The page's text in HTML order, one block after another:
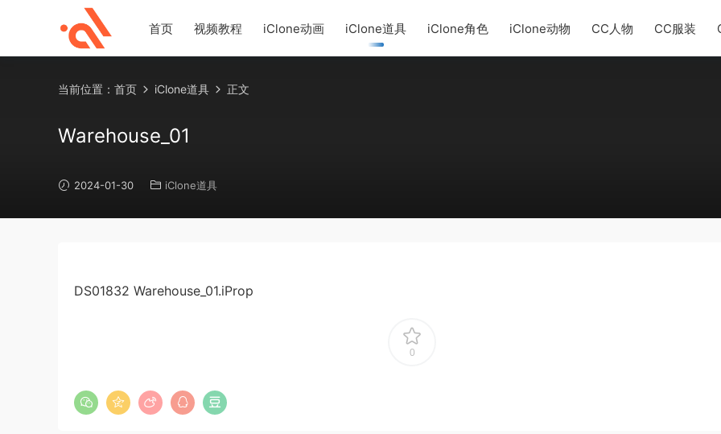
首页 视频教程 iClone动画 iClone道具 iClone角色 iClone动物 CC人物 CC服装
当前位置： 首页 iClone道具 正文
Warehouse_01
2024-01-30 iClone道具
DS01832 Warehouse_01.iProp
0